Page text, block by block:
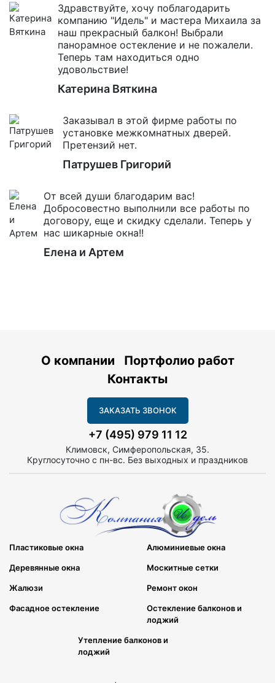
Здравствуйте, хочу поблагодарить
компанию "Идель" и мастера Михаила за
наш прекрасный балкон! Выбрали
панорамное остекление и не пожалели.
Теперь там находиться одно
удовольствие!
Катерина Вяткина
Заказывал в этой фирме работы по
установке межкомнатных дверей.
Претензий нет.
Патрушев Григорий
От всей души благодарим вас!
Добросовестно выполнили все работы по
договору, еще и скидку сделали. Теперь у
нас шикарные окна!!
Елена и Артем
О компании
Портфолио работ
Контакты
ЗАКАЗАТЬ ЗВОНОК
+7 (495) 979 11 12
Климовск, Симферопольская, 35.
Круглосуточно с пн-вс. Без выходных и праздников
Пластиковые окна Алюминиевые окна
Деревянные окна Москитные сетки
Жалюзи Ремонт окон
Фасадное остекление
Остекление балконов и
лоджий
Утепление балконов и
лоджий